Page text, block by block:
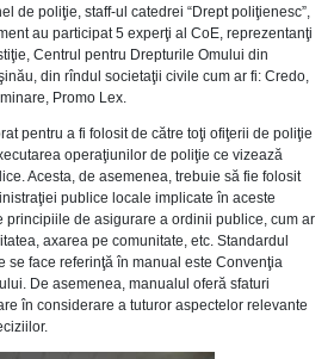
de poliţie, staff-ul catedrei “Drept poliţienesc”,
au participat 5 experţi al CoE, reprezentanţi
Centrul pentru Drepturile Omului din
din rîndul societaţii civile cum ar fi: Credo,
Promo Lex.
pentru a fi folosit de către toţi ofiţerii de poliţie
operaţiunilor de poliţie ce vizează
Acesta, de asemenea, trebuie să fie folosit
publice locale implicate în aceste
principiile de asigurare a ordinii publice, cum ar
axarea pe comunitate, etc. Standardul
se face referinţă în manual este Convenţia
De asemenea, manualul oferă sfaturi
în considerare a tuturor aspectelor relevante